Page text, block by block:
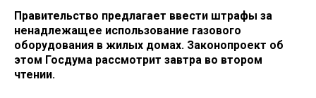
Правительство предлагает ввести штрафы за
ненадлежащее использование газового
оборудования в жилых домах. Законопроект об
этом Госдума рассмотрит завтра во втором
чтении.